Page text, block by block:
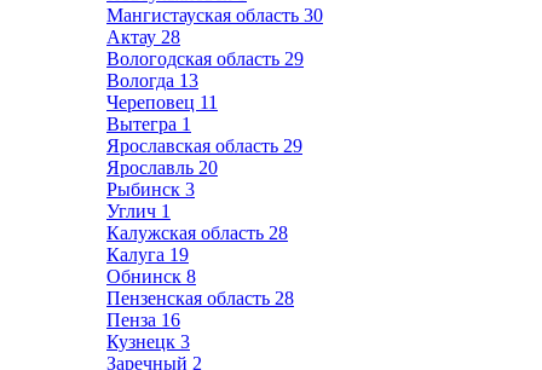
Мангистауская область 30
Актау 28
Вологодская область 29
Вологда 13
Череповец 11
Вытегра 1
Ярославская область 29
Ярославль 20
Рыбинск 3
Углич 1
Калужская область 28
Калуга 19
Обнинск 8
Пензенская область 28
Пенза 16
Кузнецк 3
Заречный 2